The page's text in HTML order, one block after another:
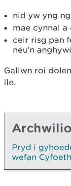
nid yw yng
mae cynnal
ceir risg pan
neu'n
Gallwn roi
lle.
Pryd i
wefan